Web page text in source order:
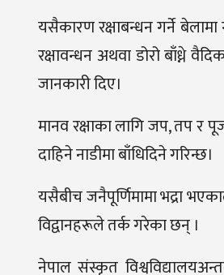
यसैकारण रक्षाबन्धन गर्ने बेलामा
रक्षावन्धन अथवा डोरो बाँध्ने
जानकारी दिए।
मानव रक्षाका लागि जप, तप र
दाहिने नाडीमा बाँधिदिने गरिन्छ।
यसैबीच जनैपूर्णिमामा भद्रा
विद्वानहरूले तर्क गरेका छन् ।
नेपाल संस्कृत